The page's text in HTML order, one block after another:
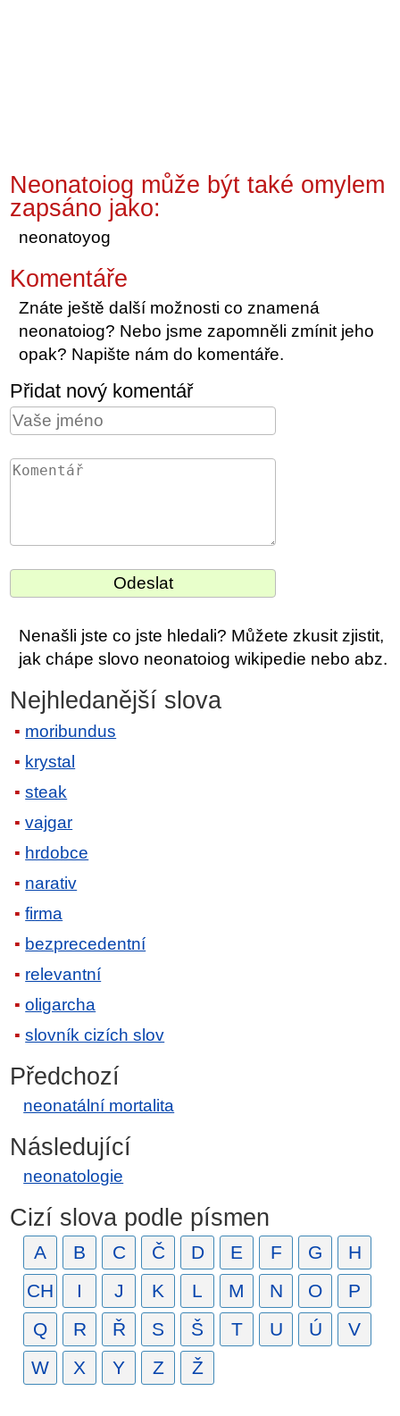
Neonatoiog může být také omylem
zapsáno jako:
neonatoyog
Komentáře
Znáte ještě další možnosti co znamená
neonatoiog? Nebo jsme zapomněli zmínit jeho
opak? Napište nám do komentáře.
Přidat nový komentář
Nenašli jste co jste hledali? Můžete zkusit zjistit,
jak chápe slovo neonatoiog wikipedie nebo abz.
Nejhledanější slova
moribundus
krystal
steak
vajgar
hrdobce
narativ
firma
bezprecedentní
relevantní
oligarcha
slovník cizích slov
Předchozí
neonatální mortalita
Následující
neonatologie
Cizí slova podle písmen
A B C Č D E F G
H
CH
I J K L M N O
P
Q
R Ř S Š T U Ú
V
W
X Y Z Ž